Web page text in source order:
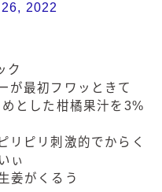
2022
ク
が最初フワッときて
とした柑橘果汁を3%
リピリ刺激的でからく
ぃ
姜がくるう